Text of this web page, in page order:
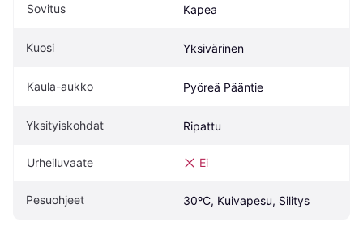
Sovitus Kapea
Kuosi Yksivärinen
Kaula-aukko Pyöreä Pääntie
Yksityiskohdat Ripattu
Urheiluvaate Ei
Pesuohjeet 30ºC, Kuivapesu, Silitys